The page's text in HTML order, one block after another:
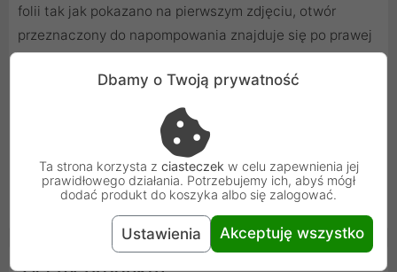
folii tak jak pokazano na pierwszym zdjęciu, otwór
przeznaczony do napompowania znajduje się po prawej
stronie. Jest również zaznaczony na folii zieloną
Widoczny na zdjęciach dysk twardy nie znajduje się w
komplecie. Został pokazany w celu ilustracji wielkości
oferowanego opakowania oraz sposobu jego wykorzystania.
Worki są dostarczane nienapompowane.
Dbamy o Twoją prywatność
Ta strona korzysta z ciasteczek w celu zapewnienia jej
prawidłowego działania. Potrzebujemy ich, abyś mógł
dodać produkt do koszyka albo się zalogować.
Ustawienia Akceptuję wszystko